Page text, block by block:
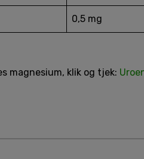
0,5 mg
magnesium, klik og tjek: